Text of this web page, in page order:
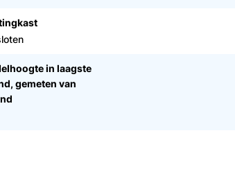
in laagste
gemeten van